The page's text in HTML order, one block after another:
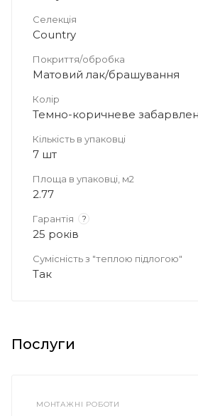
Селекція
Country
Покриття/обробка
Матовий лак/брашування
Колір
Темно-коричневе
Кількість в упаковці
7 шт
Площа в упаковці, м2
2.77
Гарантія ?
25 років
Сумісність з "теплою підлогою"
Так
Послуги
МОНТАЖНІ РОБОТИ